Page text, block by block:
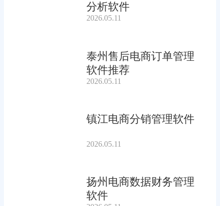
分析软件
2026.05.11
泰州售后电商订单管理
软件推荐
2026.05.11
镇江电商分销管理软件
2026.05.11
扬州电商数据财务管理
软件